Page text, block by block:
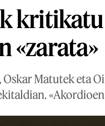
«zarata»
Matutek eta